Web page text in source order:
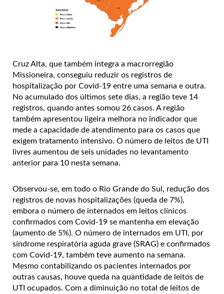
Cruz Alta, que também integra a macrorregião
Missioneira, conseguiu reduzir os registros de
hospitalização por Covid-19 entre uma semana e outra.
No acumulado dos últimos sete dias, a região teve 14
registros, quando antes somou 26 casos. A região
também apresentou ligeira melhora no indicador que
mede a capacidade de atendimento para os casos que
exigem tratamento intensivo. O número de leitos de UTI
livres aumentou de seis unidades no levantamento
anterior para 10 nesta semana.
Observou-se, em todo o Rio Grande do Sul, redução dos
registros de novas hospitalizações (queda de 7%),
embora o número de internados em leitos clínicos
confirmados com Covid-19 se mantenha em elevação
(aumento de 5%). O número de internados em UTI, por
síndrome respiratória aguda grave (SRAG) e confirmados
com Covid-19, também teve aumento na semana.
Mesmo contabilizando os pacientes internados por
outras causas, houve queda na quantidade de leitos de
UTI ocupados. Com a diminuição no total de leitos de